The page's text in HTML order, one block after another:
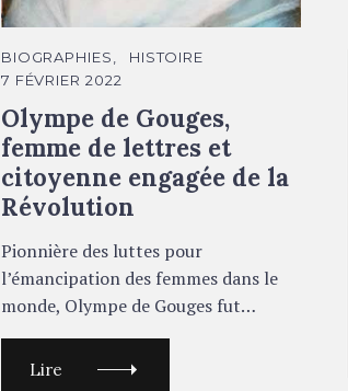
Portrait Olympe de Gouges
C
A
T
G
O
R
E
S
BIOGRAPHIES
HISTOIRE
7 FÉVRIER 2022
Olympe de Gouges,
femme de lettres et
citoyenne engagée de la
Révolution
Pionnière des luttes pour
l’émancipation des femmes dans le
monde, Olympe de Gouges fut…
Lire